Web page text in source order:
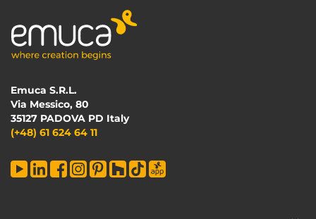
Emuca S.R.L.
Via Messico, 80
35127 PADOVA PD Italy
(+48) 61 624 64 11